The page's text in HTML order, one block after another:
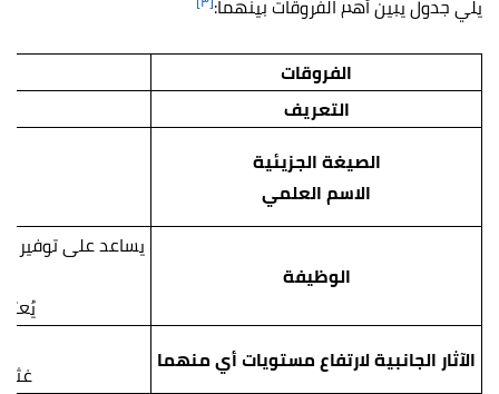
يلي جدول يبين أهم الفروقات بينهما:
الفروقات
التعريف
الصيغة الجزيئية
الاسم العلمي
الوظيفة
يساعد على توفير
الآثار الجانبية لارتفاع مستويات أي منهما